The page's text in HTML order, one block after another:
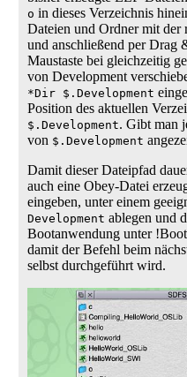
o in dieses Verzeichnis
Dateien und Ordner mit der
und anschließend per
Maustaste bei gleichzeitig
von Development
*Dir $.Development
Position des aktuellen
$.Development. Gibt man
von $.Development
Damit dieser Dateipfad
auch eine Obey-Datei
eingeben, unter einem
Development ablegen und
Bootanwendung unter
damit der Befehl beim
selbst durchgeführt wird.